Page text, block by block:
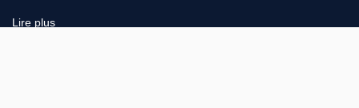
Lire plus